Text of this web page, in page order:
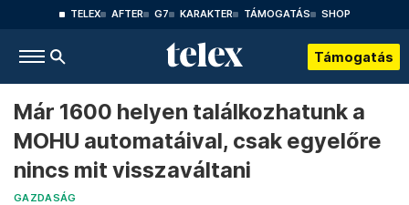
TELEX AFTER G7 KARAKTER TÁMOGATÁS SHOP
Támogatás
Már 1600 helyen találkozhatunk a
MOHU automatáival, csak egyelőre
nincs mit visszaváltani
GAZDASÁG